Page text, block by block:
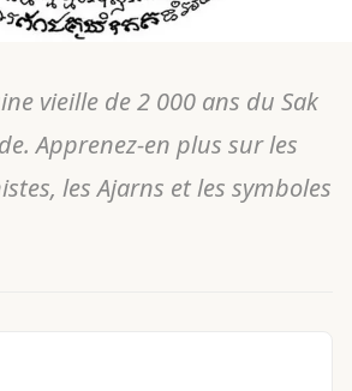
vieille de 2 000 ans du Sak
Apprenez-en plus sur les
les Ajarns et les symboles